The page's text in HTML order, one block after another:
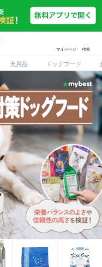
マイページ 検索
犬用品 ドッグフード